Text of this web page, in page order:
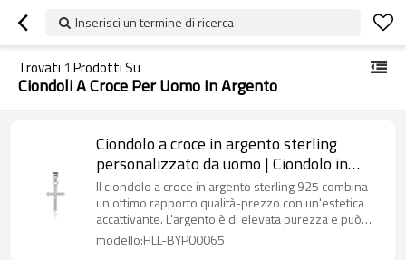
Inserisci un termine di ricerca
Trovati 1 Prodotti Su
Ciondoli A Croce Per Uomo In Argento
Ciondolo a croce in argento sterling
personalizzato da uomo | Ciondolo in
argento personalizzato alla moda
Il ciondolo a croce in argento sterling 925 combina
un ottimo rapporto qualità-prezzo con un'estetica
accattivante. L'argento è di elevata purezza e può
essere personalizzato nel design.
modello:HLL-BYP00065